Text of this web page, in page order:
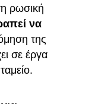
ρωσική
να
της
σε έργα